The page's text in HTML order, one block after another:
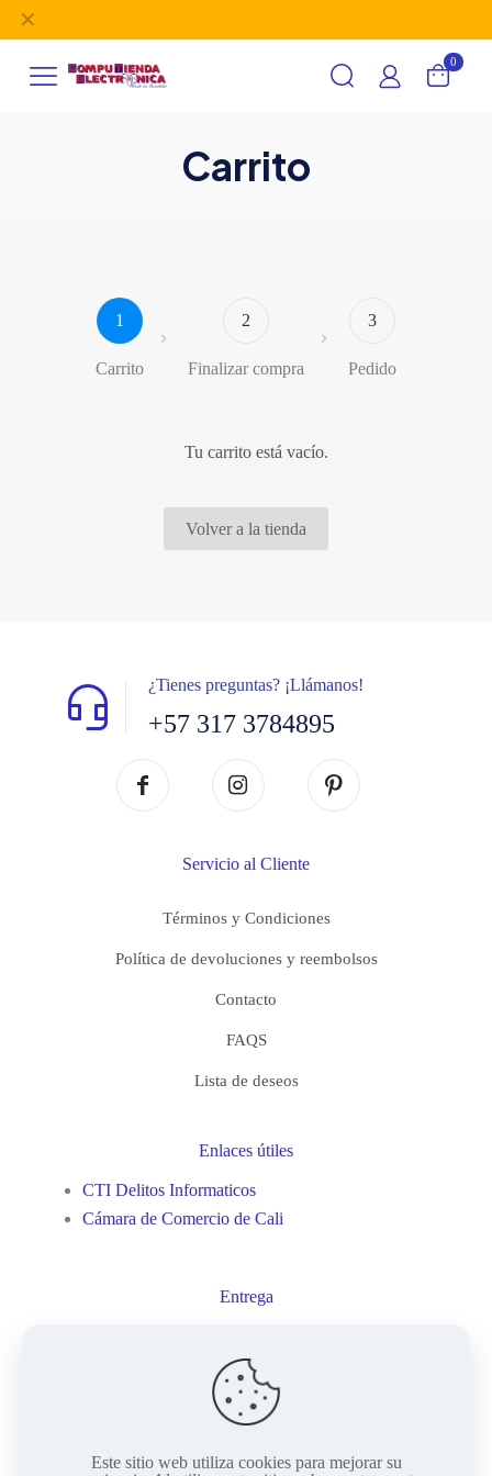
✕
0
Carrito
1
Carrito
2
Finalizar compra
3
Pedido
Tu carrito está vacío.
Volver a la tienda
¿Tienes preguntas? ¡Llámanos!
+57 317 3784895
Servicio al Cliente
Términos y Condiciones
Política de devoluciones y reembolsos
Contacto
FAQS
Lista de deseos
Enlaces útiles
CTI Delitos Informaticos
Cámara de Comercio de Cali
Entrega
© 2023Computienda Electrónica. Todos los Derechos
Este sitio web utiliza cookies para mejorar su